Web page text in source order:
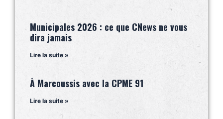
Municipales 2026 : ce que CNews ne vous
dira jamais
Lire la suite »
À Marcoussis avec la CPME 91
Lire la suite »